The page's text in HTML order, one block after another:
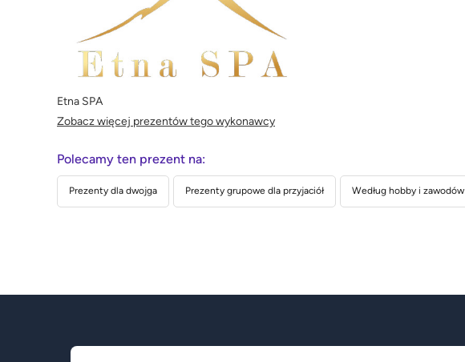
Etna SPA
Zobacz więcej prezentów tego wykonawcy
Polecamy ten prezent na:
Prezenty dla dwojga Prezenty grupowe dla przyjaciół Według hobby i zawodów